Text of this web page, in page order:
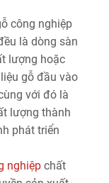
công nghiệp
là dòng sàn
lượng hoặc
gỗ đầu vào
với đó là
lượng thành
phát triển
nghiệp chất